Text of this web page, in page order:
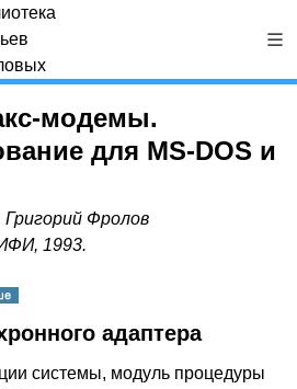
модемы.
для MS-DOS и
Фролов
1993.
адаптера
системы, модуль процедуры